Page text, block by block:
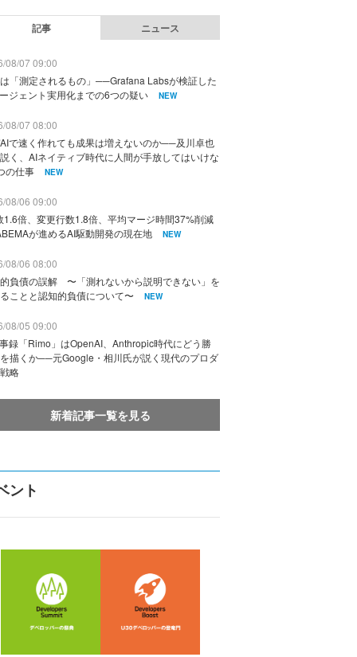
記事 ニュース
08/07 09:00
「測定されるもの」──Grafana Labsが検証した
ジェント実用化までの6つの疑い
NEW
08/07 08:00
で速く作れても成果は増えないのか──及川卓也
く、AIネイティブ時代に人間が手放してはいけな
の仕事
NEW
08/06 09:00
1.6倍、変更行数1.8倍、平均マージ時間37%削減
が進めるAI駆動開発の現在地
NEW
08/06 08:00
負債の誤解 〜「測れないから説明できない」を
ことと認知的負債について〜
NEW
08/05 09:00
録「Rimo」はOpenAI、Anthropic時代にどう勝
描くか──元Google・相川氏が説く現代のプロダ
略
新着記事一覧を見る
ント